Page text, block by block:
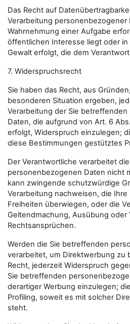
Das Recht auf
Verarbeitung personenbezogener
Wahrnehmung einer Aufgabe
öffentlichen Interesse liegt oder
Gewalt erfolgt, die dem
7. Widerspruchsrecht
Sie haben das Recht, aus
besonderen Situation ergeben,
Verarbeitung der Sie
Daten, die aufgrund von Art. 6
erfolgt, Widerspruch einzulegen;
diese Bestimmungen gestütztes
Der Verantwortliche verarbeitet
personenbezogenen Daten nicht
kann zwingende schutzwürdige
Verarbeitung nachweisen, die
Freiheiten überwiegen, oder die
Geltendmachung, Ausübung oder
Rechtsansprüchen.
Werden die Sie betreffenden
verarbeitet, um Direktwerbung zu
Recht, jederzeit Widerspruch
Sie betreffenden
derartiger Werbung einzulegen;
Profiling, soweit es mit solcher
steht.